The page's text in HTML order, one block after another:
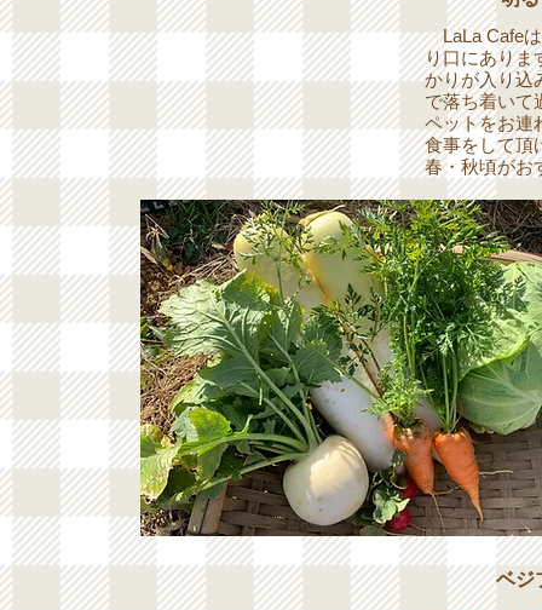
LaLa Cafeは
り口にありま
かりが入り込
で落ち着いて
ペットをお連
食事をして頂
春・秋頃がお
ベジ